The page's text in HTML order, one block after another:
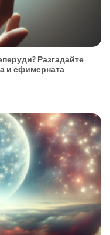
Разгадайте
и ефимерната